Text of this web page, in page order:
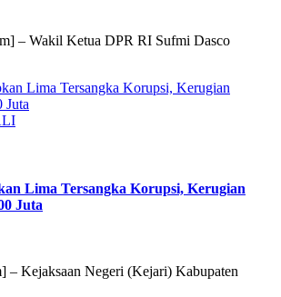
– Wakil Ketua DPR RI Sufmi Dasco
Lima Tersangka Korupsi, Kerugian
Juta
– Kejaksaan Negeri (Kejari) Kabupaten